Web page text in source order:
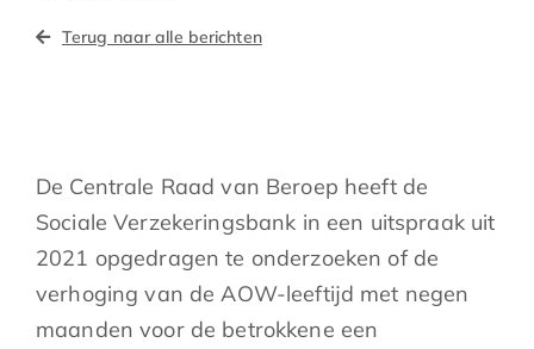
Actueel
Terug naar alle berichten
De Centrale Raad van Beroep heeft de
Sociale Verzekeringsbank in een uitspraak uit
2021 opgedragen te onderzoeken of de
verhoging van de AOW-leeftijd met negen
maanden voor de betrokkene een